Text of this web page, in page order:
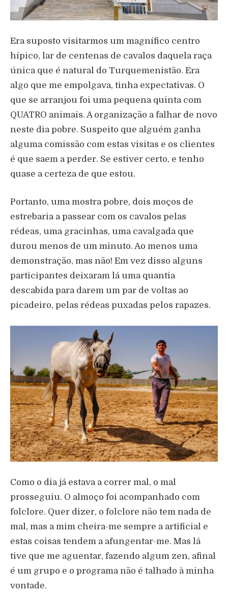
Era suposto visitarmos um magnífico centro
hípico, lar de centenas de cavalos daquela raça
única que é natural do Turquemenistão. Era
algo que me empolgava, tinha expectativas. O
que se arranjou foi uma pequena quinta com
QUATRO animais. A organização a falhar de novo
neste dia pobre. Suspeito que alguém ganha
alguma comissão com estas visitas e os clientes
é que saem a perder. Se estiver certo, e tenho
quase a certeza de que estou.
Portanto, uma mostra pobre, dois moços de
estrebaria a passear com os cavalos pelas
rédeas, uma gracinhas, uma cavalgada que
durou menos de um minuto. Ao menos uma
demonstração, mas não! Em vez disso alguns
participantes deixaram lá uma quantia
descabida para darem um par de voltas ao
picadeiro, pelas rédeas puxadas pelos rapazes.
Como o dia já estava a correr mal, o mal
prosseguiu. O almoço foi acompanhado com
folclore. Quer dizer, o folclore não tem nada de
mal, mas a mim cheira-me sempre a artificial e
estas coisas tendem a afungentar-me. Mas lá
tive que me aguentar, fazendo algum zen, afinal
é um grupo e o programa não é talhado à minha
vontade.